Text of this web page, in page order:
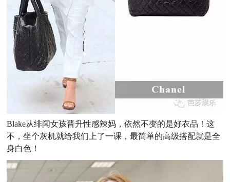
Blake从绯闻女孩晋升性感辣妈，依然不变的是好衣品！这
不，坐个灰机就给我们上了一课，最简单的高级搭配就是全
身白色！